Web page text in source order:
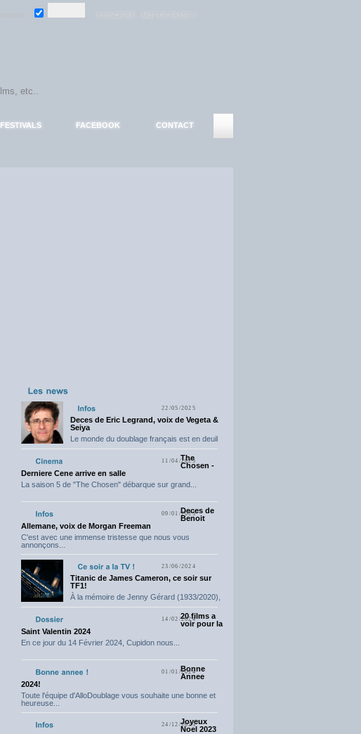
FESTIVALS FACEBOOK CONTACT
22/05/2025
Deces de Eric Legrand, voix de Vegeta &
Seiya
Le monde du doublage français est en deuil
11/04/2025
The
Chosen -
Derniere Cene arrive en salle
La saison 5 de "The Chosen" débarque sur grand...
09/01/2025Deces de
Benoit
Allemane, voix de Morgan Freeman
C'est avec une immense tristesse que nous vous
annonçons...
23/06/2024
Titanic de James Cameron, ce soir sur
TF1!
À la mémoire de Jenny Gérard (1933/2020),
14/02/202420 films a
voir pour la
Saint Valentin 2024
En ce jour du 14 Février 2024, Cupidon nous...
01/01/2024
Bonne
Annee
2024!
Toute l'équipe d'AlloDoublage vous souhaite une bonne et
heureuse...
24/12/2023
Joyeux
Noel 2023